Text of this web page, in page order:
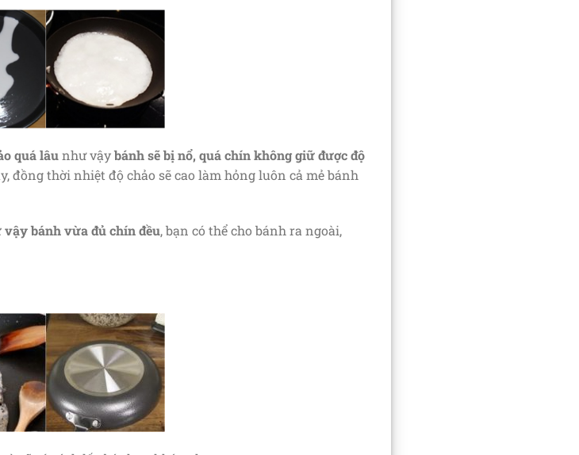
quá lâunhư vậybánh sẽ bị nổ, quá chín không giữ được độ
đồng thời nhiệt độ chảo sẽ cao làm hỏng luôn cả mẻ bánh
vậy bánh vừa đủ chín đều, bạn có thể cho bánh ra ngoài,